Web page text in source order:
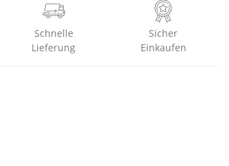
Schnelle
Lieferung
Sicher
Einkaufen